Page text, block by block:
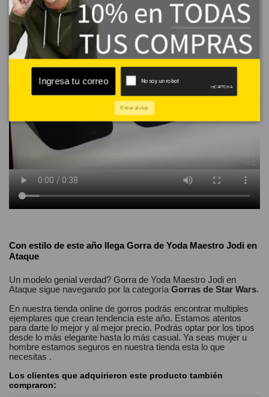
Estilos
Genero
Con estilo de este año llega Gorra de Yoda Maestro Jodi en
Ataque
Un modelo genial verdad? Gorra de Yoda Maestro Jodi en
Ataque sigue navegando por la categoría Gorras de Star Wars.
En nuestra tienda online de gorros podrás encontrar multiples
ejemplares que crean tendencia este año. Estamos atentos
para darte lo mejor y al mejor precio. Podrás optar por los tipos
desde lo más elegante hasta lo más casual. Ya seas mujer u
hombre estamos seguros en nuestra tienda esta lo que
necesitas .
Los clientes que adquirieron este producto también
compraron:
Entrar al club